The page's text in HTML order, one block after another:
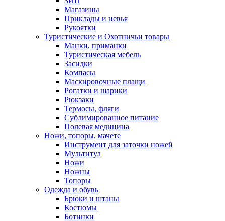
Магазины
Приклады и цевья
Рукоятки
Туристические и Охотничьи товары
Манки, приманки
Туристическая мебель
Засидки
Компасы
Маскировочные плащи
Рогатки и шарики
Рюкзаки
Термосы, фляги
Сублимированное питание
Полевая медицина
Ножи, топоры, мачете
Инструмент для заточки ножей
Мультитул
Ножи
Ножны
Топоры
Одежда и обувь
Брюки и штаны
Костюмы
Ботинки